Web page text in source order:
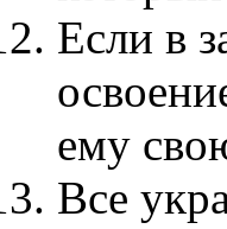
Если в
ему
Все